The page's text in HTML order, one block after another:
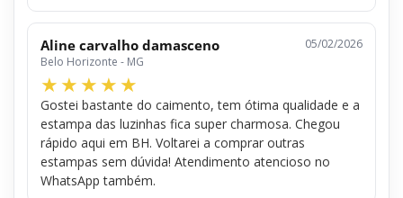
Aline carvalho damasceno
Belo Horizonte - MG
05/02/2026
Gostei bastante do caimento, tem ótima qualidade e a
estampa das luzinhas fica super charmosa. Chegou
rápido aqui em BH. Voltarei a comprar outras
estampas sem dúvida! Atendimento atencioso no
WhatsApp também.